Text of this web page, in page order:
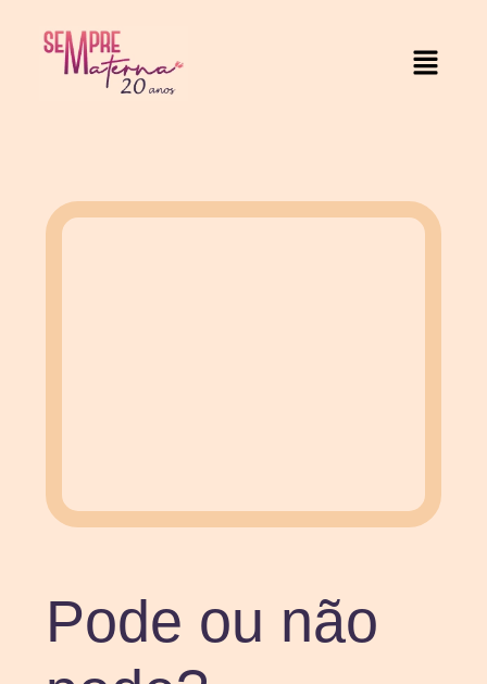
Pode ou não